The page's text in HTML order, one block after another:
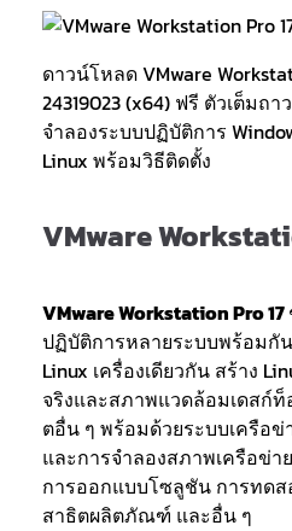
ดาวน์โหลด VMware
24319023 (x64) ฟรี ตัวเต็มถ
จำลองระบบปฏิบัติการ
Linux พร้อมวิธีติดตั้ง
VMware
VMware Workstation Pro 17
ปฏิบัติการหลายระบบพร้อมกั
Linux เครื่องเดียวกัน สร้าง
จริงและสภาพแวดล้อมเดสก์ท็
ตอื่น ๆ พร้อมด้วยระบบเครือ
และการจำลองสภาพเครือข่
การออกแบบโซลูชัน การทด
สาธิตผลิตภัณฑ์ และอื่น ๆ